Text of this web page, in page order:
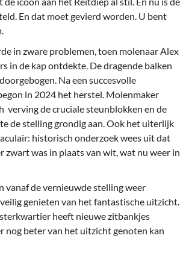
En dat moet gevierd worden. U bent
in zware problemen, toen molenaar Alex
in de kap ontdekte. De dragende balken
Na een succesvolle
in 2024 het herstel. Molenmaker
verving de cruciale steunblokken en de
de stelling grondig aan. Ook het uiterlijk
historisch onderzoek wees uit dat
zwart was in plaats van wit, wat nu weer in
vanaf de vernieuwde stelling weer
genieten van het fantastische uitzicht.
heeft nieuwe zitbankjes
nog beter van het uitzicht genoten kan